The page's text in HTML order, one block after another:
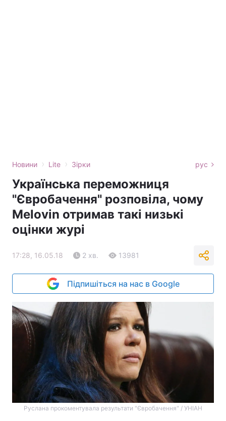
Новини › Lite › Зірки рус
Українська переможниця
"Євробачення" розповіла, чому
Melovin отримав такі низькі
оцінки журі
17:28, 16.05.18 2 хв. 13981
Підпишіться на нас в Google
Руслана прокоментувала результати "Євробачення" / УНІАН